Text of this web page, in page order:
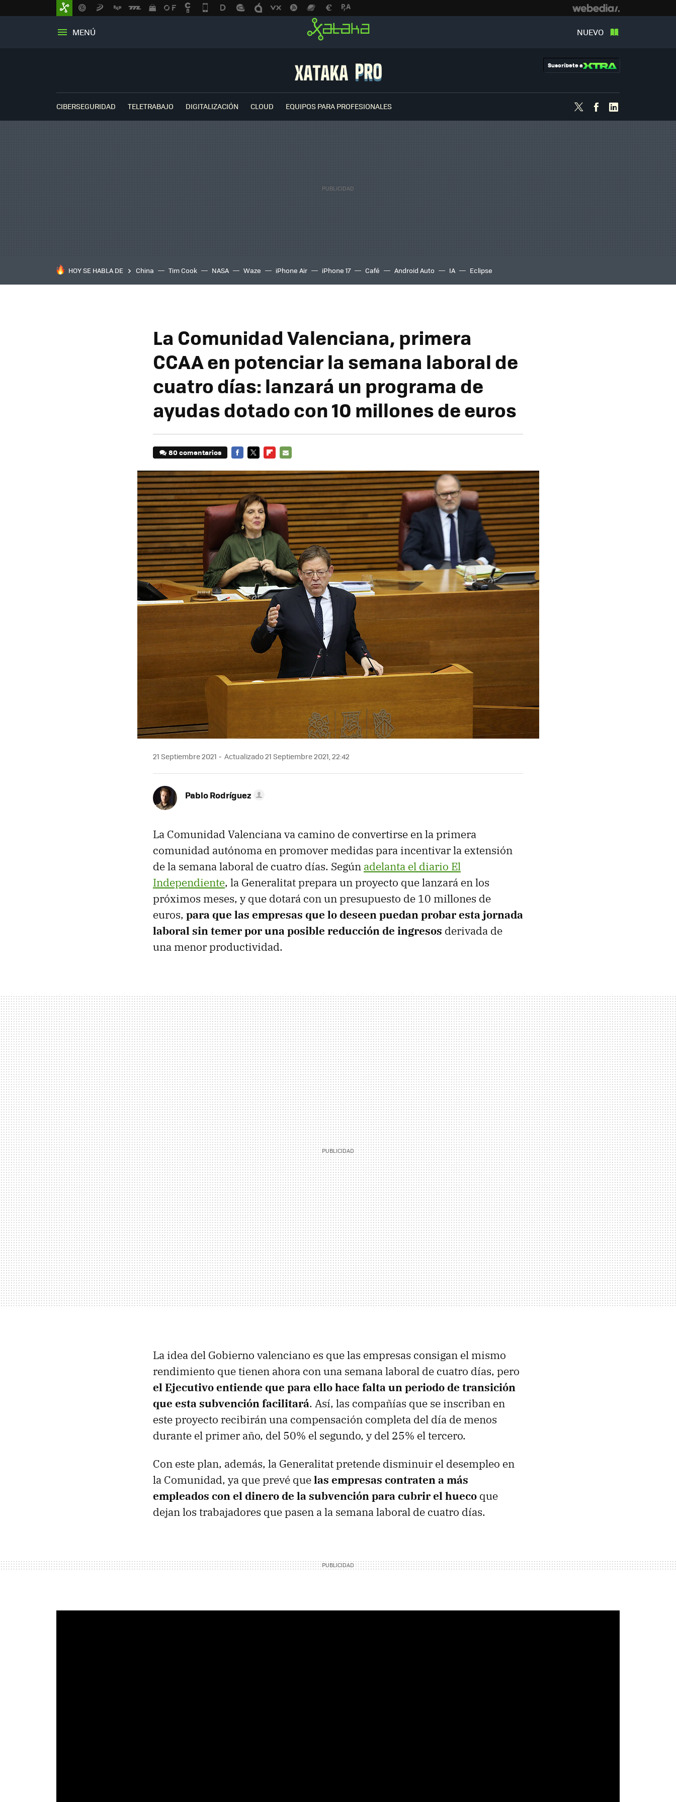
MENÚ NUEVO
Suscríbete a
CIBERSEGURIDAD TELETRABAJO DIGITALIZACIÓN CLOUD EQUIPOS PARA PROFESIONALES TwitterFacebook
HOY SE HABLA DE China Tim Cook NASA Waze iPhone Air iPhone 17 Café Android Auto IA Eclipse
La Comunidad Valenciana, primera
CCAA en potenciar la semana laboral de
cuatro días: lanzará un programa de
ayudas dotado con 10 millones de euros
80 comentarios
MAIL
21 Septiembre 2021 Actualizado 21 Septiembre 2021, 22:42
Pablo Rodríguez
La Comunidad Valenciana va camino de convertirse en la primera
comunidad autónoma en promover medidas para incentivar la extensión
de la semana laboral de cuatro días. Según adelanta el diario El
Independiente, la Generalitat prepara un proyecto que lanzará en los
próximos meses, y que dotará con un presupuesto de 10 millones de
euros, para que las empresas que lo deseen puedan probar esta jornada
laboral sin temer por una posible reducción de ingresos derivada de
una menor productividad.
La idea del Gobierno valenciano es que las empresas consigan el mismo
rendimiento que tienen ahora con una semana laboral de cuatro días, pero
el Ejecutivo entiende que para ello hace falta un periodo de transición
que esta subvención facilitará. Así, las compañías que se inscriban en
este proyecto recibirán una compensación completa del día de menos
durante el primer año, del 50% el segundo, y del 25% el tercero.
Con este plan, además, la Generalitat pretende disminuir el desempleo en
la Comunidad, ya que prevé quelas empresas contraten a más
empleados con el dinero de la subvención para cubrir el hueco que
dejan los trabajadores que pasen a la semana laboral de cuatro días.